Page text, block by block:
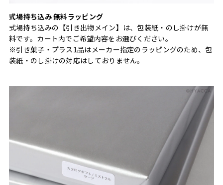
式場持ち込み 無料ラッピング
式場持ち込みの【引き出物メイン】は、包装紙・のし掛けが無
料です。カート内でご希望内容をお選びください。
※引き菓子・プラス1品はメーカー指定のラッピングのため、包
装紙・のし掛けの対応はしておりません。